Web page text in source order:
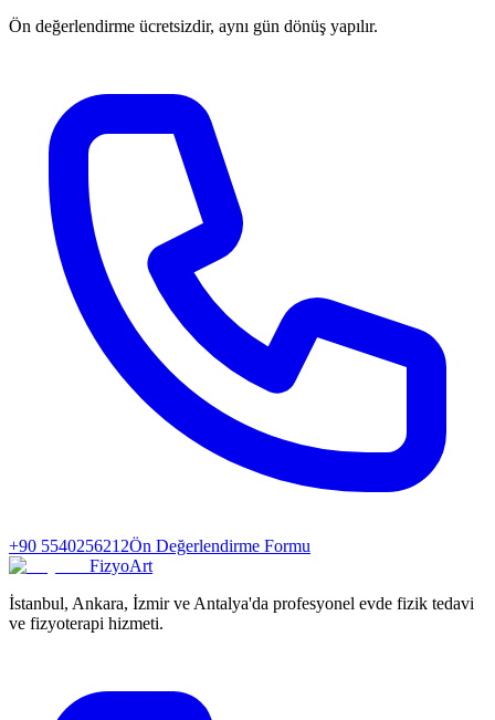
Ön değerlendirme ücretsizdir, aynı gün dönüş yapılır.
+90 5540256212Ön Değerlendirme Formu
FizyoArt
İstanbul, Ankara, İzmir ve Antalya'da profesyonel evde fizik tedavi
ve fizyoterapi hizmeti.